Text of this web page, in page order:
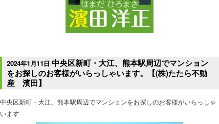
2024年1月11日 中央区新町・大江、熊本駅周辺でマンション
をお探しのお客様がいらっしゃいます。【(株)たたら不動
産 濱田】
中央区新町・大江、熊本駅周辺でマンションをお探しのお客様がいらっしゃ
います